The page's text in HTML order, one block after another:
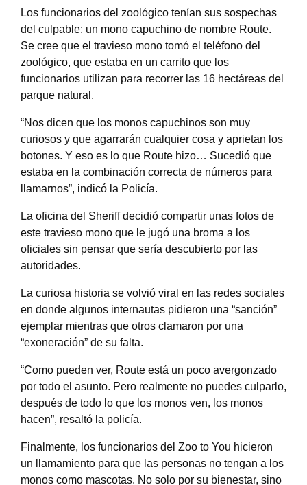
Los funcionarios del zoológico tenían sus sospechas
del culpable: un mono capuchino de nombre Route.
Se cree que el travieso mono tomó el teléfono del
zoológico, que estaba en un carrito que los
funcionarios utilizan para recorrer las 16 hectáreas del
parque natural.
“Nos dicen que los monos capuchinos son muy
curiosos y que agarrarán cualquier cosa y aprietan los
botones. Y eso es lo que Route hizo… Sucedió que
estaba en la combinación correcta de números para
llamarnos”, indicó la Policía.
La oficina del Sheriff decidió compartir unas fotos de
este travieso mono que le jugó una broma a los
oficiales sin pensar que sería descubierto por las
autoridades.
La curiosa historia se volvió viral en las redes sociales
en donde algunos internautas pidieron una “sanción”
ejemplar mientras que otros clamaron por una
“exoneración” de su falta.
“Como pueden ver, Route está un poco avergonzado
por todo el asunto. Pero realmente no puedes culparlo,
después de todo lo que los monos ven, los monos
hacen”, resaltó la policía.
Finalmente, los funcionarios del Zoo to You hicieron
un llamamiento para que las personas no tengan a los
monos como mascotas. No solo por su bienestar, sino